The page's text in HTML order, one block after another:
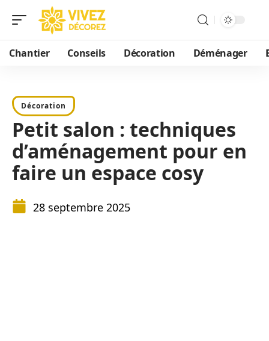
Chantier Conseils Décoration Déménager
Décoration
Petit salon : techniques
d’aménagement pour en
faire un espace cosy
28 septembre 2025